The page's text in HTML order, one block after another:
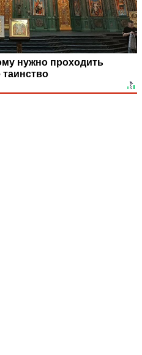
нужно проходить